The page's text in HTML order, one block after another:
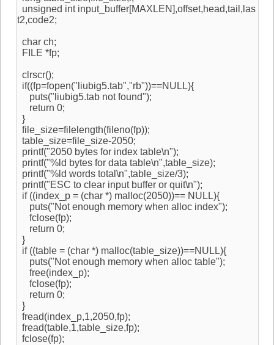
unsigned int input_buffer[MAXLEN],offset,head,tail,las
t2,code2;
char ch;
FILE *fp;
clrscr();
if((fp=fopen("liubig5.tab","rb"))==NULL){
puts("liubig5.tab not found");
return 0;
}
file_size=filelength(fileno(fp));
table_size=file_size-2050;
printf("2050 bytes for index table\n");
printf("%ld bytes for data table\n",table_size);
printf("%ld words total\n",table_size/3);
printf("ESC to clear input buffer or quit\n");
if ((index_p = (char *) malloc(2050))== NULL){
puts("Not enough memory when alloc index");
fclose(fp);
return 0;
}
if ((table = (char *) malloc(table_size))==NULL){
puts("Not enough memory when alloc table");
free(index_p);
fclose(fp);
return 0;
}
fread(index_p,1,2050,fp);
fread(table,1,table_size,fp);
fclose(fp);